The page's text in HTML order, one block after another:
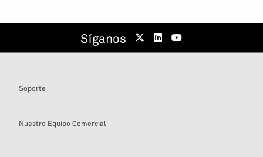
Síganos
Soporte
Nuestro Equipo Comercial